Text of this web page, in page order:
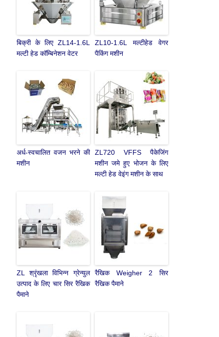
बिक्री के लिए ZL14-1.6L
मल्टी हेड कॉम्बिनेशन वेटर
ZL10-1.6L मल्टीहेड वेगर
पैकिंग मशीन
अर्ध-स्वचालित वजन भरने की
मशीन
ZL720 VFFS पैकेजिंग
मशीन जमे हुए भोजन के लिए
मल्टी हेड वेइंग मशीन के साथ
ZL श्रृंखला विभिन्न ग्रेन्युल
उत्पाद के लिए चार सिर रैखिक
पैमाने
रैखिक Weigher 2 सिर
रैखिक पैमाने